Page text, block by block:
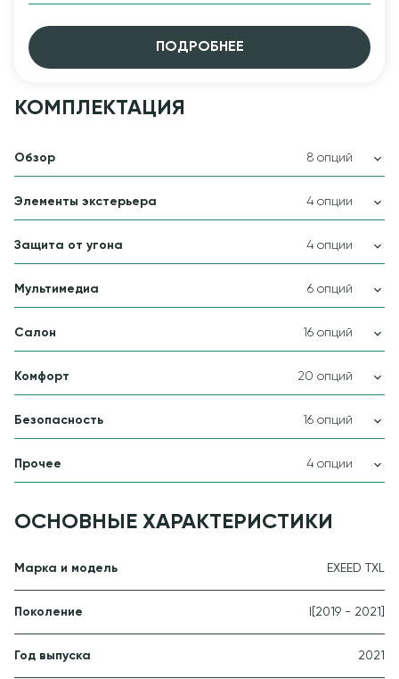
ПОДРОБНЕЕ
КОМПЛЕКТАЦИЯ
Обзор 8 опций
Элементы экстерьера 4 опции
Защита от угона 4 опции
Мультимедиа 6 опций
Салон 16 опций
Комфорт 20 опций
Безопасность 16 опций
Прочее 4 опции
ОСНОВНЫЕ ХАРАКТЕРИСТИКИ
Марка и модель EXEED TXL
Поколение [2019 - 2021]
Год выпуска 2021